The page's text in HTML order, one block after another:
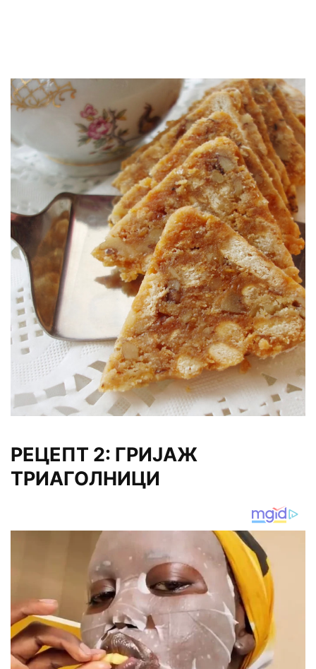
РЕЦЕПТ 2: ГРИЈАЖ
ТРИАГОЛНИЦИ